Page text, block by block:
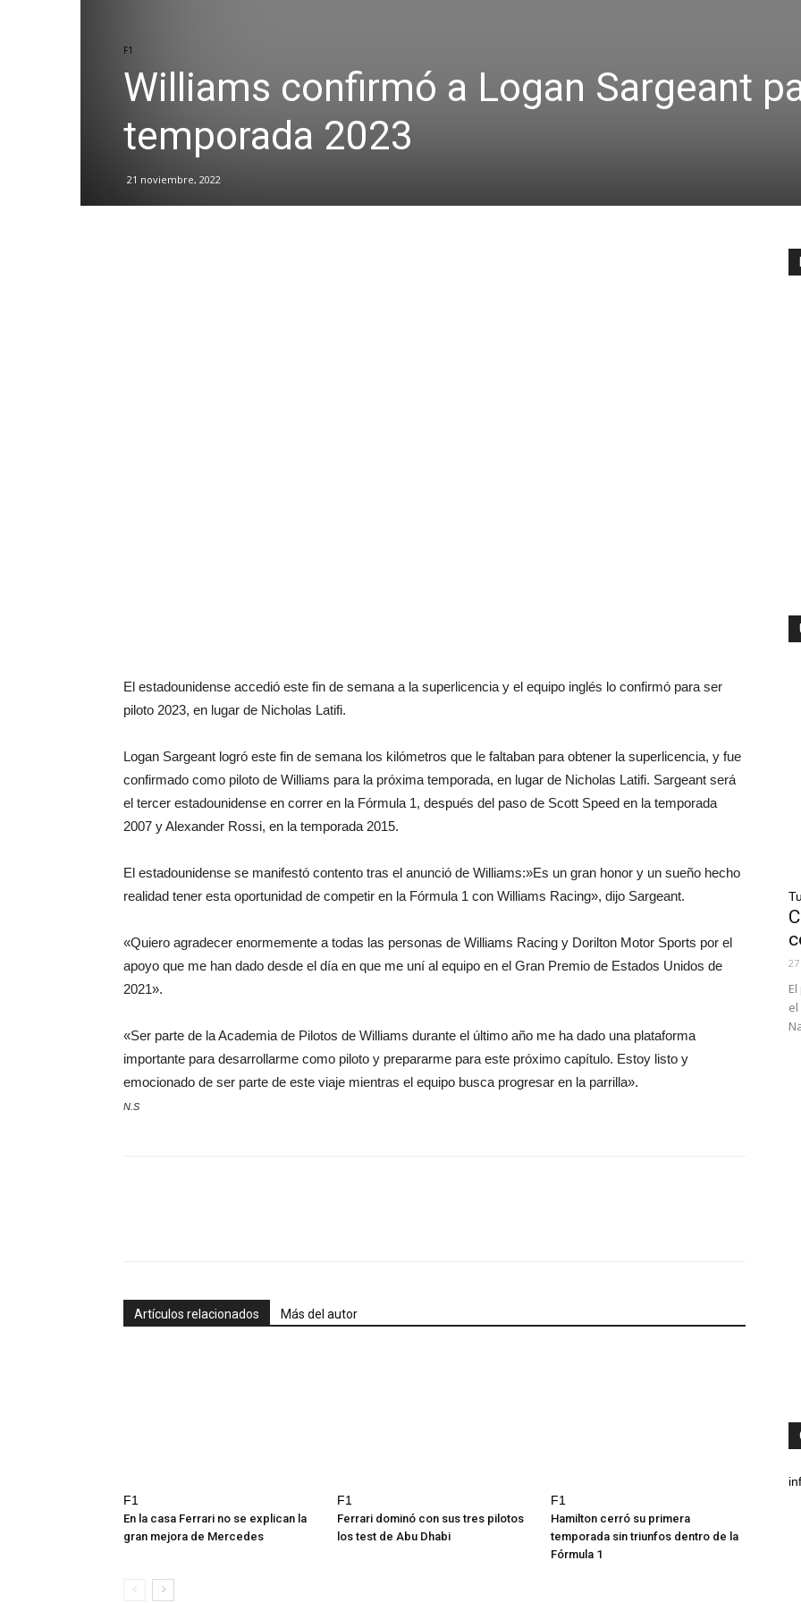
F1
Williams confirmó a Logan Sargeant
temporada 2023
21 noviembre, 2022
El estadounidense accedió este fin de semana a la superlicencia y el equipo inglés lo confirmó para ser
piloto 2023, en lugar de Nicholas Latifi.
Logan Sargeant logró este fin de semana los kilómetros que le faltaban para obtener la superlicencia, y fue
confirmado como piloto de Williams para la próxima temporada, en lugar de Nicholas Latifi. Sargeant será
el tercer estadounidense en correr en la Fórmula 1, después del paso de Scott Speed en la temporada
2007 y Alexander Rossi, en la temporada 2015.
El estadounidense se manifestó contento tras el anunció de Williams:»Es un gran honor y un sueño hecho
realidad tener esta oportunidad de competir en la Fórmula 1 con Williams Racing», dijo Sargeant.
«Quiero agradecer enormemente a todas las personas de Williams Racing y Dorilton Motor Sports por el
apoyo que me han dado desde el día en que me uní al equipo en el Gran Premio de Estados Unidos de
2021».
«Ser parte de la Academia de Pilotos de Williams durante el último año me ha dado una plataforma
importante para desarrollarme como piloto y prepararme para este próximo capítulo. Estoy listo y
emocionado de ser parte de este viaje mientras el equipo busca progresar en la parrilla».
N.S
Artículos relacionados Más del autor
F1
En la casa Ferrari no se explican la
gran mejora de Mercedes
F1
Ferrari dominó con sus tres pilotos
los test de Abu Dhabi
F1
Hamilton cerró su primera
temporada sin triunfos dentro de la
Fórmula 1